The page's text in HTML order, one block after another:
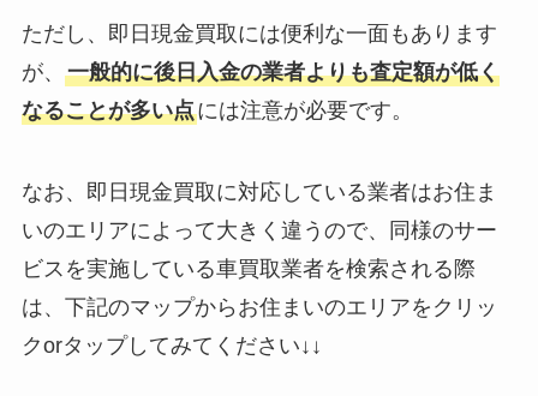
ただし、即日現金買取には便利な一面もあります
が、 一般的に後日入金の業者よりも査定額が低く
なることが多い点には注意が必要です。
なお、即日現金買取に対応している業者はお住ま
いのエリアによって大きく違うので、同様のサー
ビスを実施している車買取業者を検索される際
は、下記のマップからお住まいのエリアをクリッ
クorタップしてみてください↓↓